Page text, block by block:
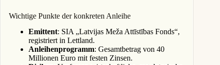
Wichtige Punkte der konkreten Anleihe
Emittent: SIA „Latvijas Meža Attīstības Fonds“,
registriert in Lettland.
Anleihenprogramm: Gesamtbetrag von 40
Millionen Euro mit festen Zinsen.